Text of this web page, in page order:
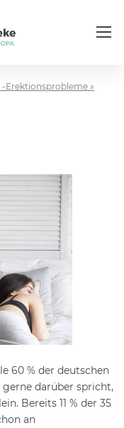
Erektionsprobleme »
60 % der deutschen
darüber spricht,
Bereits 11 % der 35
an